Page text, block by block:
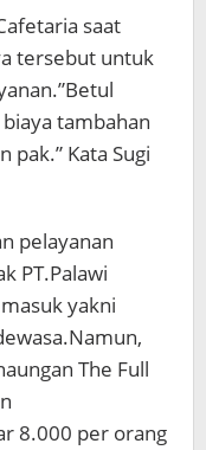
saat
tersebut untuk
tambahan
pak.” Kata Sugi
pelayanan
PT.Palawi
yakni
The Full
8.000 per orang